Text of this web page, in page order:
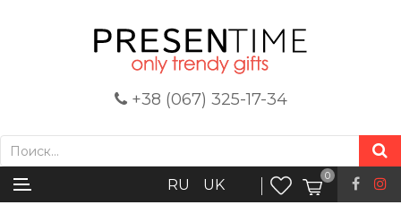
+38 (067) 325-17-34
RU UK
0